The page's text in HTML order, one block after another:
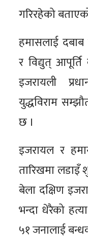
गरिरहेको
हमासलाई दबाब
र विद्युत्
इजरायली
युद्धविराम
छ ।
इजरायल र
तारिखमा
बेला दक्षिण
भन्दा धेरैको
५१ जनालाई